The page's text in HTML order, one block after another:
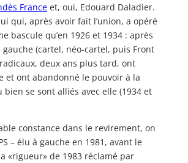
France et, oui, Edouard Daladier.
qui, après avoir fait l’union, a opéré
bascule qu’en 1926 et 1934 : après
gauche (cartel, néo-cartel, puis Front
deux ans plus tard, ont
et ont abandonné le pouvoir à la
bien se sont alliés avec elle (1934 et
constance dans le revirement, on
– élu à gauche en 1981, avant le
«rigueur» de 1983 réclamé par